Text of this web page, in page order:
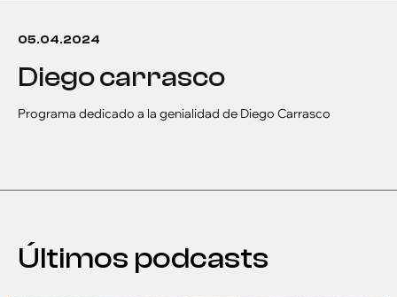
05.04.2024
diego carrasco
Programa dedicado a la genialidad de Diego Carrasco
Últimos podcasts